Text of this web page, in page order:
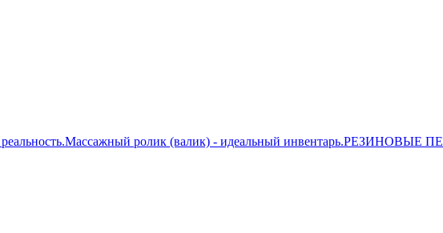
Массажный ролик (валик) - идеальный инвентарь.РЕЗИНОВЫЕ